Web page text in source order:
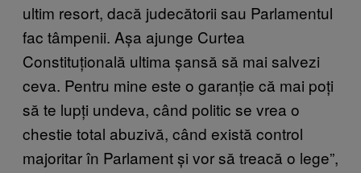
ultim resort, dacă judecătorii sau Parlamentul
fac tâmpenii. Așa ajunge Curtea
Constituțională ultima șansă să mai salvezi
ceva. Pentru mine este o garanție că mai poți
să te lupți undeva, când politic se vrea o
chestie total abuzivă, când există control
majoritar în Parlament și vor să treacă o lege”,